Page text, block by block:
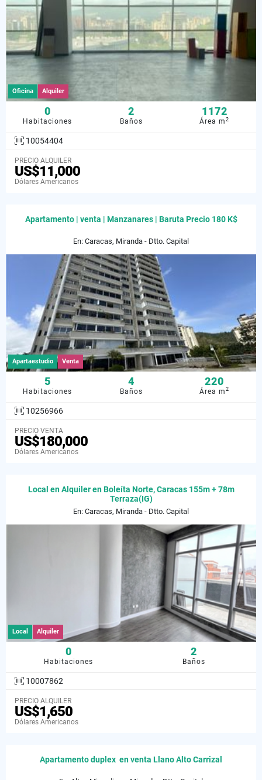
Oficina Alquiler
0
Habitaciones
2
Baños
1172
Área m2
10054404
PRECIO ALQUILER
US$11,000
Dólares Americanos
Apartamento | venta | Manzanares | Baruta Precio 180 K$
En: Caracas, Miranda - Dtto. Capital
Apartaestudio Venta
5
Habitaciones
4
Baños
220
Área m2
10256966
PRECIO VENTA
US$180,000
Dólares Americanos
Local en Alquiler en Boleíta Norte, Caracas 155m + 78m
Terraza(IG)
En: Caracas, Miranda - Dtto. Capital
Local Alquiler
0
Habitaciones
2
Baños
10007862
PRECIO ALQUILER
US$1,650
Dólares Americanos
Apartamento duplex en venta Llano Alto Carrizal